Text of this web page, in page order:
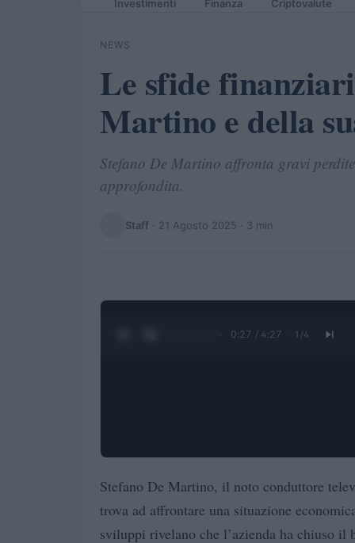
Investimenti Finanza Criptovalute
NEWS
Le sfide
Martino e della
Stefano De Martino affronta gravi
approfondita.
Staff · 21 Agosto 2025 · 3 min
0:28 / 4:27 1 /4
Stefano De Martino, il noto conduttore
trova ad affrontare una situazione
sviluppi rivelano che l’azienda ha chiuso